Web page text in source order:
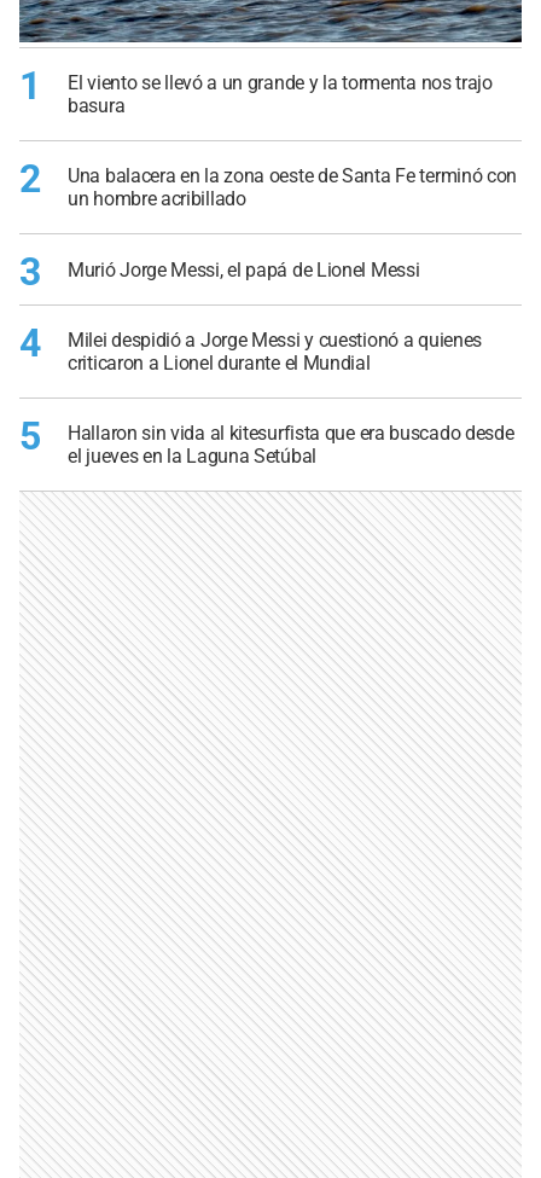
1
El viento se llevó a un grande y la tormenta nos trajo
basura
2
Una balacera en la zona oeste de Santa Fe terminó con
un hombre acribillado
3 Murió Jorge Messi, el papá de Lionel Messi
4
Milei despidió a Jorge Messi y cuestionó a quienes
criticaron a Lionel durante el Mundial
5
Hallaron sin vida al kitesurfista que era buscado desde
el jueves en la Laguna Setúbal